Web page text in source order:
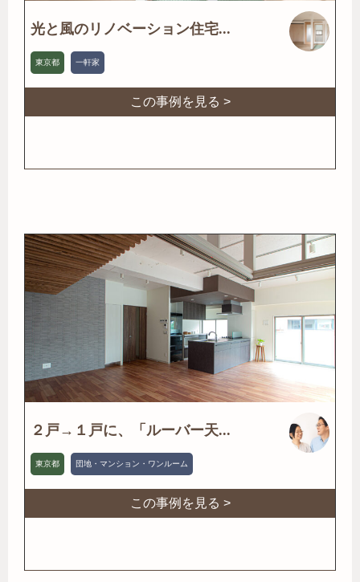
光と風のリノベーション住宅...
東京都 一軒家
この事例を見る >
２戸→１戸に、「ルーバー天...
東京都 団地・マンション・ワンルーム
この事例を見る >